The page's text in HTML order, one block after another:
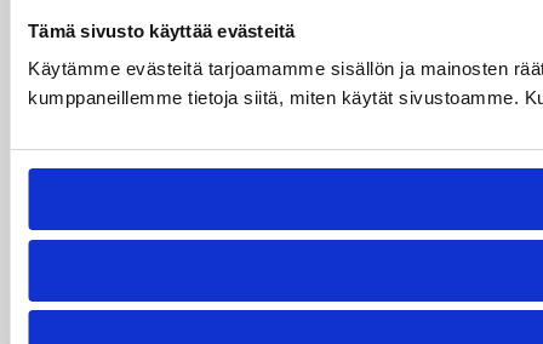
Tämä sivusto käyttää evästeitä
Käytämme evästeitä tarjoamamme sisällön ja mainosten
kumppaneillemme tietoja siitä, miten käytät sivustoamme.